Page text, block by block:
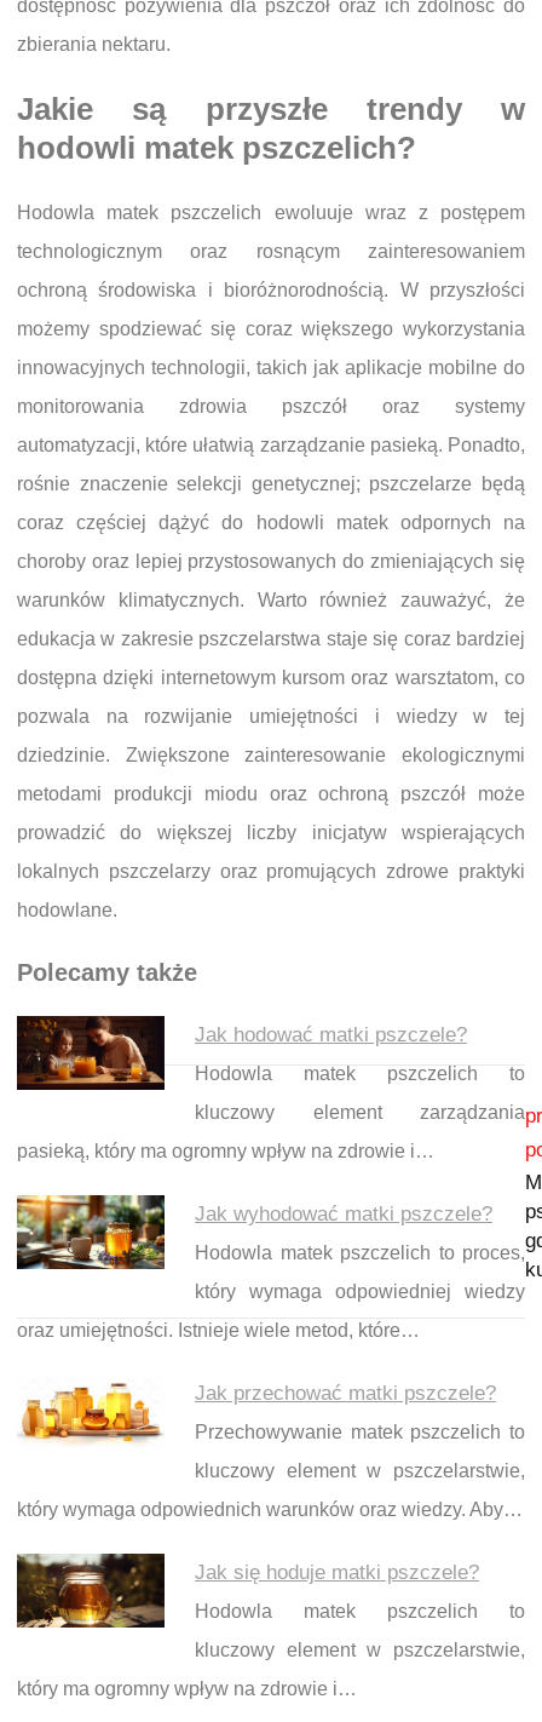
dostępność pożywienia dla pszczół oraz ich zdolność do
zbierania nektaru.
Jakie są przyszłe trendy w
hodowli matek pszczelich?
Hodowla matek pszczelich ewoluuje wraz z postępem
technologicznym oraz rosnącym zainteresowaniem
ochroną środowiska i bioróżnorodnością. W przyszłości
możemy spodziewać się coraz większego wykorzystania
innowacyjnych technologii, takich jak aplikacje mobilne do
monitorowania zdrowia pszczół oraz systemy
automatyzacji, które ułatwią zarządzanie pasieką. Ponadto,
rośnie znaczenie selekcji genetycznej; pszczelarze będą
coraz częściej dążyć do hodowli matek odpornych na
choroby oraz lepiej przystosowanych do zmieniających się
warunków klimatycznych. Warto również zauważyć, że
edukacja w zakresie pszczelarstwa staje się coraz bardziej
dostępna dzięki internetowym kursom oraz warsztatom, co
pozwala na rozwijanie umiejętności i wiedzy w tej
dziedzinie. Zwiększone zainteresowanie ekologicznymi
metodami produkcji miodu oraz ochroną pszczół może
prowadzić do większej liczby inicjatyw wspierających
lokalnych pszczelarzy oraz promujących zdrowe praktyki
hodowlane.
Polecamy także
Jak hodować matki pszczele?
Hodowla matek pszczelich to
kluczowy element zarządzania
pasieką, który ma ogromny wpływ na zdrowie i…
Jak wyhodować matki pszczele?
Hodowla matek pszczelich to proces,
który wymaga odpowiedniej wiedzy
oraz umiejętności. Istnieje wiele metod, które…
Jak przechować matki pszczele?
Przechowywanie matek pszczelich to
kluczowy element w pszczelarstwie,
który wymaga odpowiednich warunków oraz wiedzy. Aby…
Jak się hoduje matki pszczele?
Hodowla matek pszczelich to
kluczowy element w pszczelarstwie,
który ma ogromny wpływ na zdrowie i…
Nawigacja wpisu